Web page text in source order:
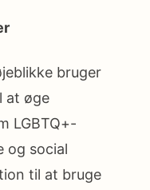
bruger
at øge
LGBTQ+-
og social
til at bruge